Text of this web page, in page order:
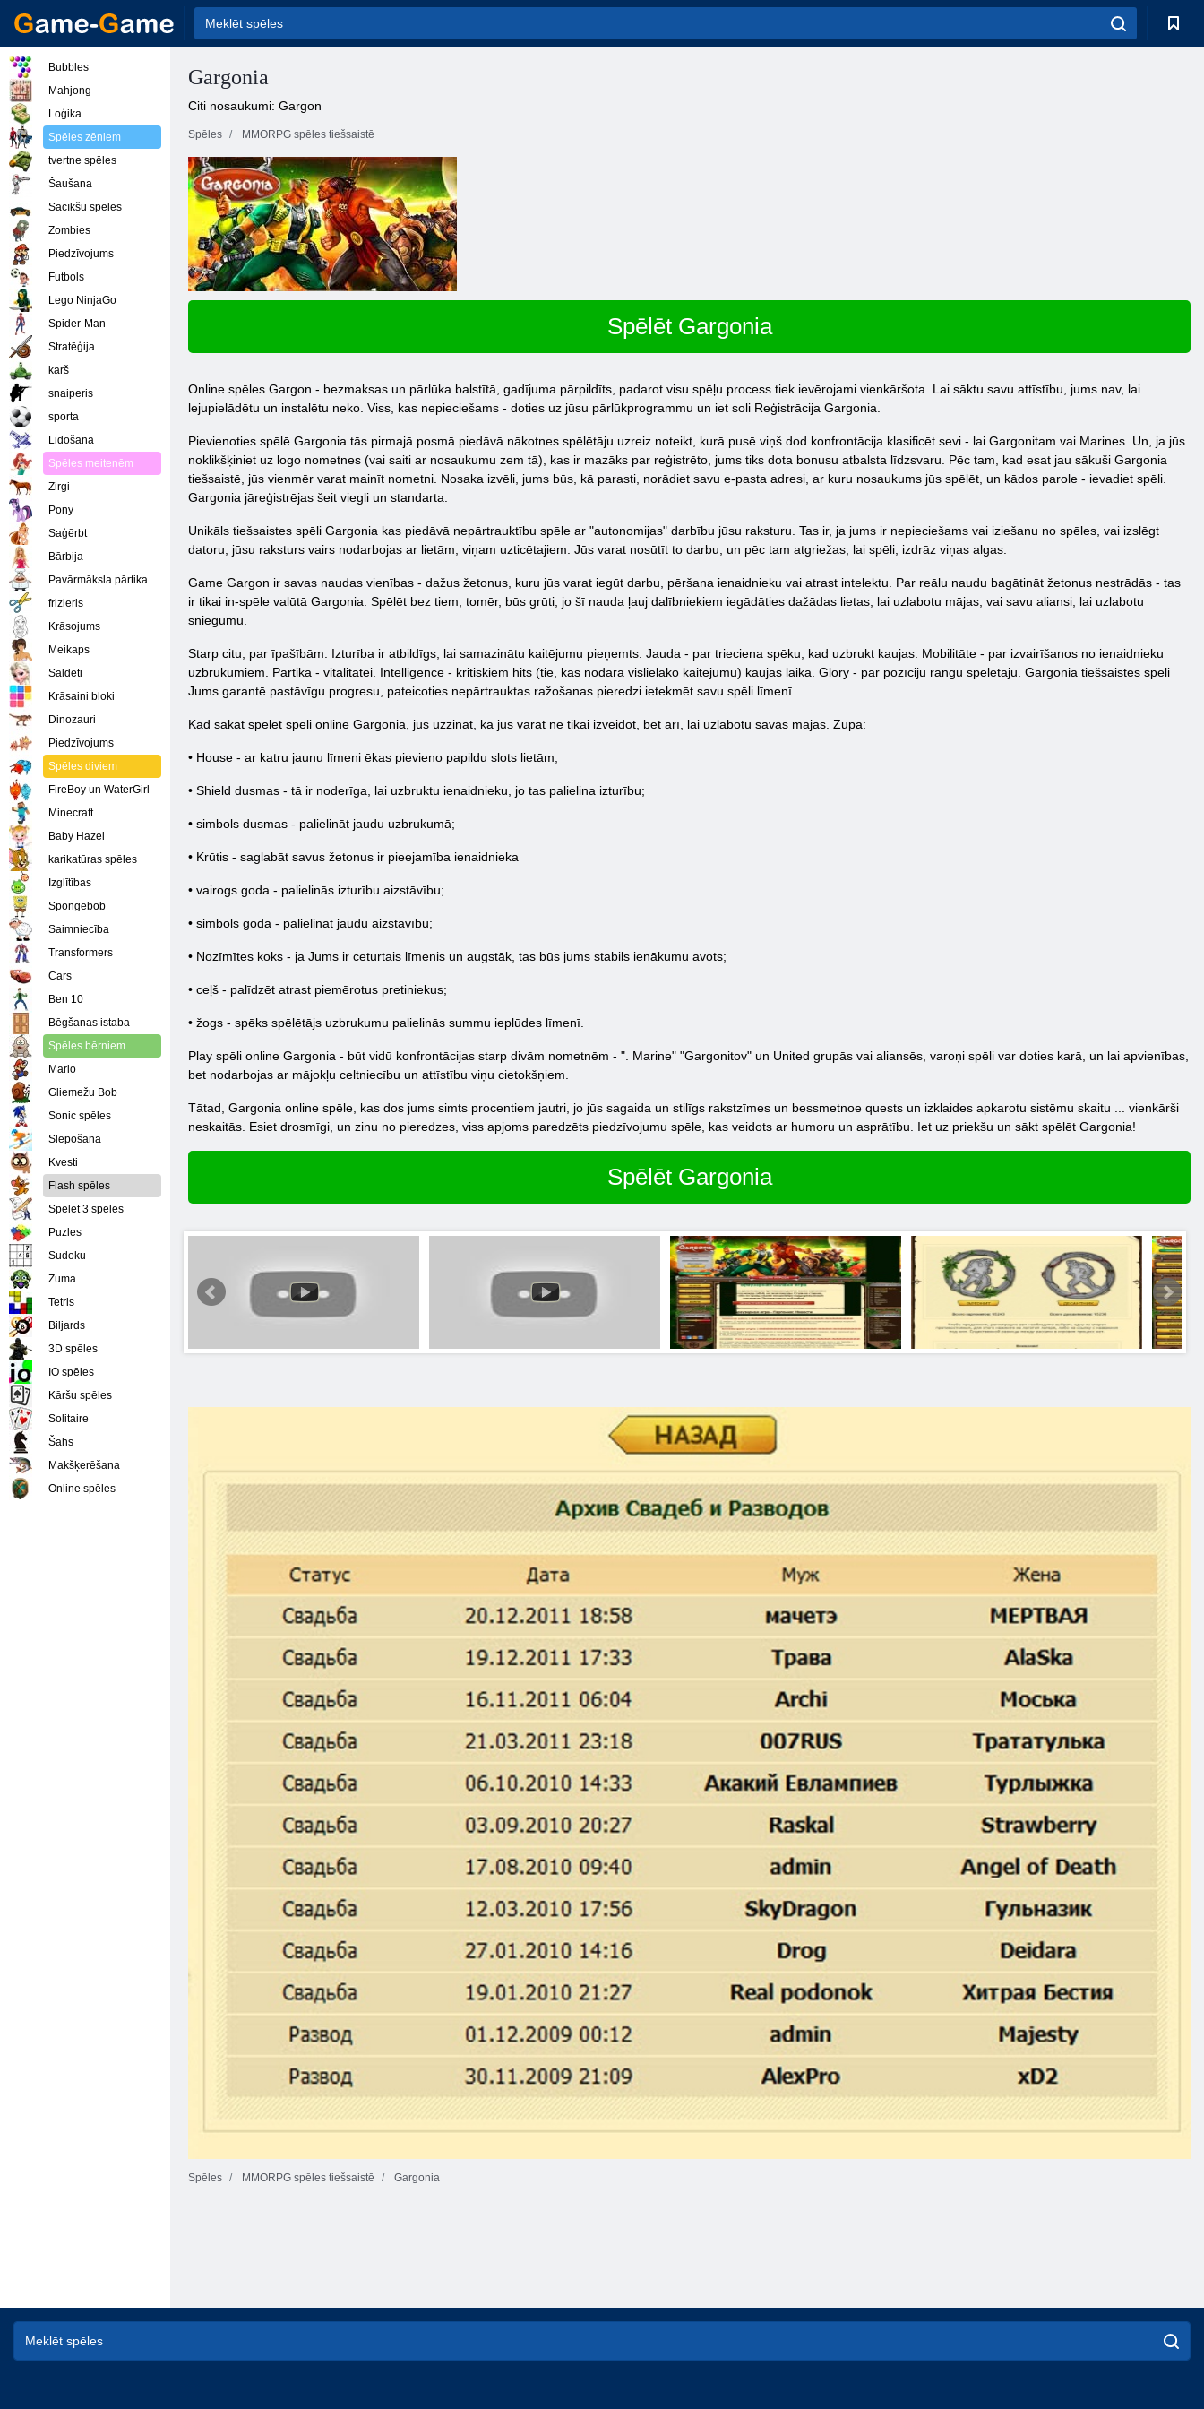
Gargonia
Citi nosaukumi: Gargon
Spēles MMORPG spēles tiešsaistē
Spēlēt Gargonia
Online spēles Gargon - bezmaksas un pārlūka balstītā, gadījuma pārpildīts, padarot visu spēļu process tiek ievērojami vienkāršota. Lai sāktu savu attīstību, jums nav, lai
lejupielādētu un instalētu neko. Viss, kas nepieciešams - doties uz jūsu pārlūkprogrammu un iet soli Reģistrācija Gargonia.
Pievienoties spēlē Gargonia tās pirmajā posmā piedāvā nākotnes spēlētāju uzreiz noteikt, kurā pusē viņš dod konfrontācija klasificēt sevi - lai Gargonitam vai Marines. Un, ja jūs
noklikšķiniet uz logo nometnes (vai saiti ar nosaukumu zem tā), kas ir mazāks par reģistrēto, jums tiks dota bonusu atbalsta līdzsvaru. Pēc tam, kad esat jau sākuši Gargonia
tiešsaistē, jūs vienmēr varat mainīt nometni. Nosaka izvēli, jums būs, kā parasti, norādiet savu e-pasta adresi, ar kuru nosaukums jūs spēlēt, un kādos parole - ievadiet spēli.
Gargonia jāreģistrējas šeit viegli un standarta.
Unikāls tiešsaistes spēli Gargonia kas piedāvā nepārtrauktību spēle ar "autonomijas" darbību jūsu raksturu. Tas ir, ja jums ir nepieciešams vai iziešanu no spēles, vai izslēgt
datoru, jūsu raksturs vairs nodarbojas ar lietām, viņam uzticētajiem. Jūs varat nosūtīt to darbu, un pēc tam atgriežas, lai spēli, izdrāz viņas algas.
Game Gargon ir savas naudas vienības - dažus žetonus, kuru jūs varat iegūt darbu, pēršana ienaidnieku vai atrast intelektu. Par reālu naudu bagātināt žetonus nestrādās - tas
ir tikai in-spēle valūtā Gargonia. Spēlēt bez tiem, tomēr, būs grūti, jo šī nauda ļauj dalībniekiem iegādāties dažādas lietas, lai uzlabotu mājas, vai savu aliansi, lai uzlabotu
sniegumu.
Starp citu, par īpašībām. Izturība ir atbildīgs, lai samazinātu kaitējumu pieņemts. Jauda - par trieciena spēku, kad uzbrukt kaujas. Mobilitāte - par izvairīšanos no ienaidnieku
uzbrukumiem. Pārtika - vitalitātei. Intelligence - kritiskiem hits (tie, kas nodara vislielāko kaitējumu) kaujas laikā. Glory - par pozīciju rangu spēlētāju. Gargonia tiešsaistes spēli
Jums garantē pastāvīgu progresu, pateicoties nepārtrauktas ražošanas pieredzi ietekmēt savu spēli līmenī.
Kad sākat spēlēt spēli online Gargonia, jūs uzzināt, ka jūs varat ne tikai izveidot, bet arī, lai uzlabotu savas mājas. Zupa:
• House - ar katru jaunu līmeni ēkas pievieno papildu slots lietām;
• Shield dusmas - tā ir noderīga, lai uzbruktu ienaidnieku, jo tas palielina izturību;
• simbols dusmas - palielināt jaudu uzbrukumā;
• Krūtis - saglabāt savus žetonus ir pieejamība ienaidnieka
• vairogs goda - palielinās izturību aizstāvību;
• simbols goda - palielināt jaudu aizstāvību;
• Nozīmītes koks - ja Jums ir ceturtais līmenis un augstāk, tas būs jums stabils ienākumu avots;
• ceļš - palīdzēt atrast piemērotus pretiniekus;
• žogs - spēks spēlētājs uzbrukumu palielinās summu ieplūdes līmenī.
Play spēli online Gargonia - būt vidū konfrontācijas starp divām nometnēm - ". Marine" "Gargonitov" un United grupās vai aliansēs, varoņi spēli var doties karā, un lai apvienības,
bet nodarbojas ar mājokļu celtniecību un attīstību viņu cietokšņiem.
Tātad, Gargonia online spēle, kas dos jums simts procentiem jautri, jo jūs sagaida un stilīgs rakstzīmes un bessmetnoe quests un izklaides apkarotu sistēmu skaitu ... vienkārši
neskaitās. Esiet drosmīgi, un zinu no pieredzes, viss apjoms paredzēts piedzīvojumu spēle, kas veidots ar humoru un asprātību. Iet uz priekšu un sākt spēlēt Gargonia!
Spēlēt Gargonia
Spēles MMORPG spēles tiešsaistē Gargonia
Bubbles
Mahjong
Loģika
Spēles zēniem
tvertne spēles
Šaušana
Sacīkšu spēles
Zombies
Piedzīvojums
Futbols
Lego NinjaGo
Spider-Man
Stratēģija
karš
snaiperis
sporta
Lidošana
Spēles meitenēm
Zirgi
Pony
Saģērbt
Bārbija
Pavārmāksla pārtika
frizieris
Krāsojums
Meikaps
Saldēti
Krāsaini bloki
Dinozauri
Piedzīvojums
Spēles diviem
FireBoy un WaterGirl
Minecraft
Baby Hazel
karikatūras spēles
Izglītības
Spongebob
Saimniecība
Transformers
Cars
Ben 10
Bēgšanas istaba
Spēles bērniem
Mario
Gliemežu Bob
Sonic spēles
Slēpošana
Kvesti
Flash spēles
Spēlēt 3 spēles
Puzles
Sudoku
Zuma
Tetris
Biljards
3D spēles
IO spēles
Kāršu spēles
Solitaire
Šahs
Makšķerēšana
Online spēles